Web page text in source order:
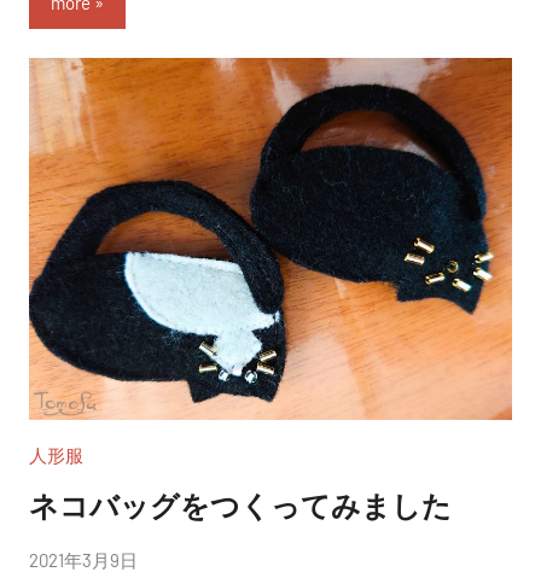
人形服
ネコバッグをつくってみました
投
2021年3月9日